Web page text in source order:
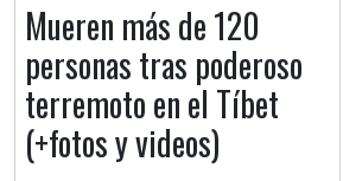
Mueren más de 120
personas tras poderoso
terremoto en el Tíbet
(+fotos y videos)